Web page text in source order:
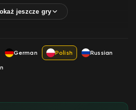
German Polish
Russian